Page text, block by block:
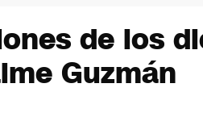
de los
Guzmán